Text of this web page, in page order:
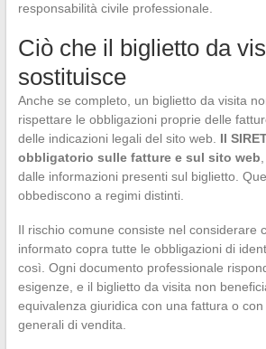
responsabilità civile professionale.
Ciò che il biglietto da
sostituisce
Anche se completo, un biglietto da visita
rispettare le obbligazioni proprie delle
delle indicazioni legali del sito web. Il
obbligatorio sulle fatture e sul sito web
dalle informazioni presenti sul biglietto.
obbediscono a regimi distinti.
Il rischio comune consiste nel considerare
informato copra tutte le obbligazioni di
così. Ogni documento professionale
esigenze, e il biglietto da visita non
equivalenza giuridica con una fattura o
generali di vendita.